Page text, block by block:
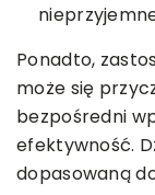
Ponadto,
może się
bezpośredni
efektywność.
dopasowaną